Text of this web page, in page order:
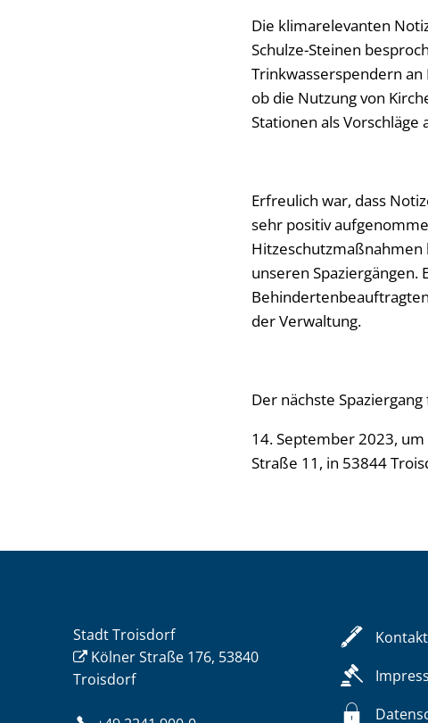
Die klimarelevanten
Schulze-Steinen
Trinkwasserspendern
ob die Nutzung von
Stationen als Vorschläge
Erfreulich war, dass
sehr positiv
unseren
der Verwaltung.
Der nächste
14. September 2023,
Straße 11, in 53844
Stadt Troisdorf
Kölner Straße 176, 53840
Troisdorf
Kontakt